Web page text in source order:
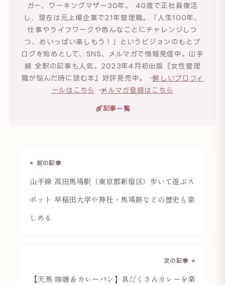
ガー、ワーキングマザー30年。 40歳で正社員復活
し、現在は元上場企業で21年管理職。「人生100年、
仕事やライフワークや色んなことにチャレンジしつ
つ、めいっぱい楽しもう！」というビジョンのもとブ
ログを始めとして、SNS、メルマガで情報発信中。山手
線 全駅の記事も人気。2023年4月初出版『女性管理
職が悩んだ時に読む本』好評発売中。 →詳しいプロフィ
ールはこちら
→メルマガ登録はこちら
記事一覧
« 前の記事
山手線 高田馬場駅（東京都新宿区）歩いて遊ぶス
ポット 早稲田大学や神社・馬場跡などの歴史も楽
しめる
次の記事 »
【天馬 咖喱＆カレーパン】具だくさんカレーを楽